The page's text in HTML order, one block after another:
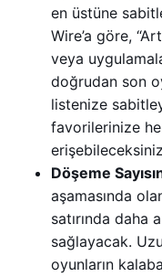
en üstüne
Wire’a göre,
veya
doğrudan son
listenize
favorilerinize
Döşeme
aşamasında
satırında daha
sağlayacak.
oyunların